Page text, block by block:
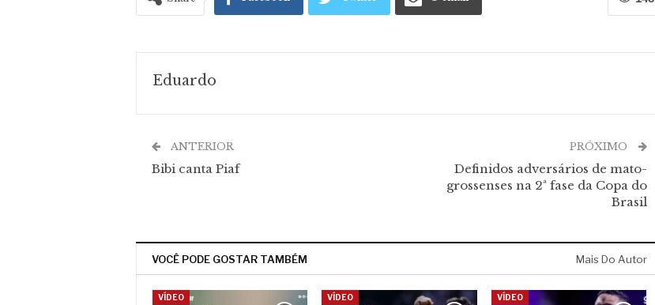
Eduardo
ANTERIOR
Bibi canta Piaf
PRÓXIMO
Definidos adversários de mato-
grossenses na 2ª fase da Copa do
Brasil
VOCÊ PODE GOSTAR TAMBÉM Mais Do Autor
VÍDEO VÍDEO VÍDEO